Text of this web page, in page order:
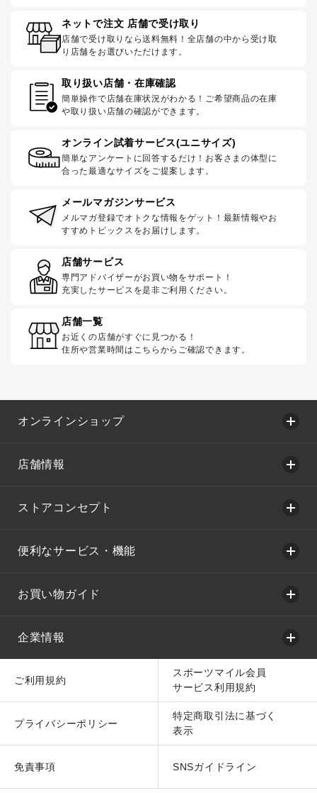
ネットで注文 店舗で受け取り
店舗で受け取りなら送料無料！全店舗の中から受け取
り店舗をお選びいただけます。
取り扱い店舗・在庫確認
簡単操作で店舗在庫状況がわかる！ご希望商品の在庫
や取り扱い店舗の確認ができます。
オンライン試着サービス(ユニサイズ)
簡単なアンケートに回答するだけ！お客さまの体型に
合った最適なサイズをご提案します。
メールマガジンサービス
メルマガ登録でオトクな情報をゲット！最新情報やお
すすめトピックスをお届けします。
店舗サービス
専門アドバイザーがお買い物をサポート！
充実したサービスを是非ご利用ください。
店舗一覧
お近くの店舗がすぐに見つかる！
住所や営業時間はこちらからご確認できます。
オンラインショップ
店舗情報
ストアコンセプト
便利なサービス・機能
お買い物ガイド
企業情報
ご利用規約
スポーツマイル会員
サービス利用規約
プライバシーポリシー
特定商取引法に基づく
表示
免責事項 SNSガイドライン